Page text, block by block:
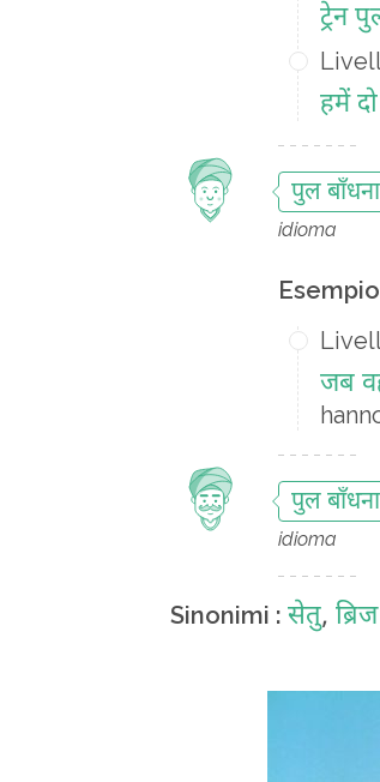
ट्रेन
हमें
पुल बाँधना
idioma
जब
पुल बाँधना
idioma
Sinonimi : सेतु, ब्रिज